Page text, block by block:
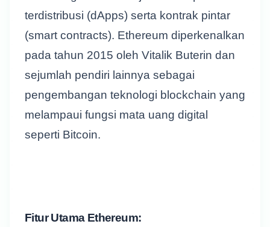
terdistribusi (dApps) serta kontrak pintar
(smart contracts). Ethereum diperkenalkan
pada tahun 2015 oleh Vitalik Buterin dan
sejumlah pendiri lainnya sebagai
pengembangan teknologi blockchain yang
melampaui fungsi mata uang digital
seperti Bitcoin.
Fitur Utama Ethereum: